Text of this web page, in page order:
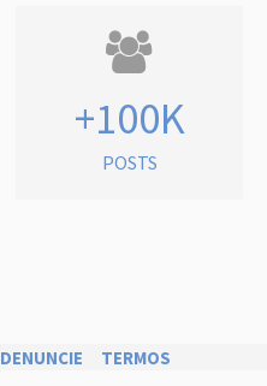
+100K
POSTS
DENUNCIE TERMOS